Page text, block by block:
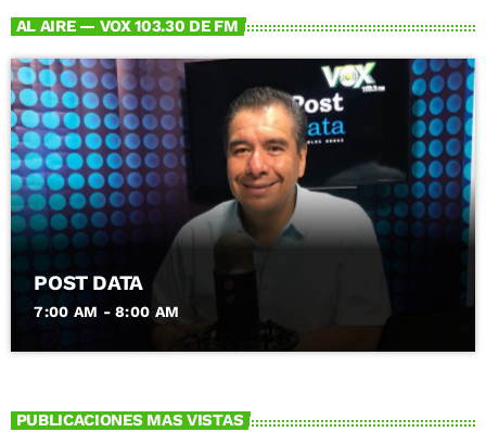
AL AIRE — VOX 103.30 DE FM
POST DATA
7:00 AM - 8:00 AM
PUBLICACIONES MAS VISTAS